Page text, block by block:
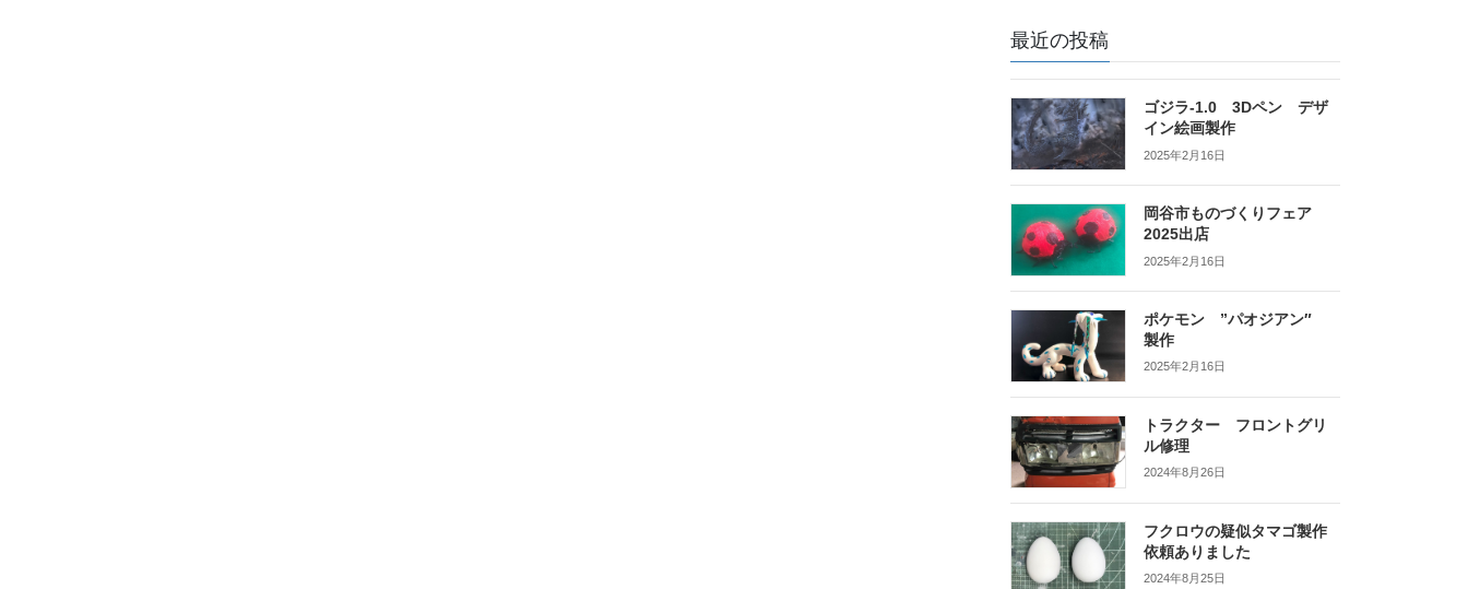
最近の投稿
ゴジラ-1.0 3Dペン デザ
イン絵画製作
2025年2月16日
岡谷市ものづくりフェア
2025出店
2025年2月16日
ポケモン ”パオジアン″
製作
2025年2月16日
トラクター フロントグリ
ル修理
2024年8月26日
フクロウの疑似タマゴ製作
依頼ありました
2024年8月25日